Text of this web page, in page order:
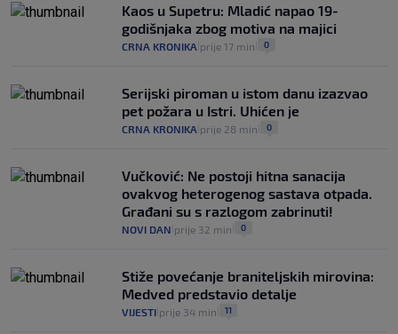
Kaos u Supetru: Mladić napao 19-
godišnjaka zbog motiva na majici
CRNA KRONIKA prije 17 min 0
Serijski piroman u istom danu izazvao
pet požara u Istri. Uhićen je
CRNA KRONIKA prije 28 min 0
Vučković: Ne postoji hitna sanacija
ovakvog heterogenog sastava otpada.
Građani su s razlogom zabrinuti!
NOVI DAN prije 32 min 0
Stiže povećanje braniteljskih mirovina:
Medved predstavio detalje
VIJESTI prije 34 min 11